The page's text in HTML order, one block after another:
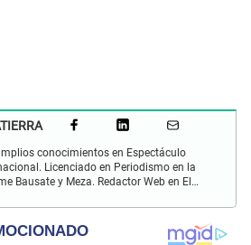
conocimientos en Espectáculo
Licenciado en Periodismo en la
Bausate y Meza. Redactor Web en El
videojuegos y espectáculo.